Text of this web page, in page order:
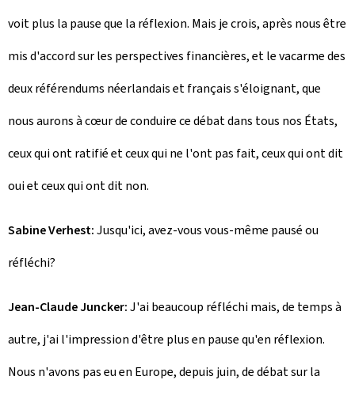
voit plus la pause que la réflexion. Mais je crois, après nous être
mis d'accord sur les perspectives financières, et le vacarme des
deux référendums néerlandais et français s'éloignant, que
nous aurons à cœur de conduire ce débat dans tous nos États,
ceux qui ont ratifié et ceux qui ne l'ont pas fait, ceux qui ont dit
oui et ceux qui ont dit non.
Sabine Verhest:Jusqu'ici, avez-vous vous-même pausé ou
réfléchi?
Jean-Claude Juncker:J'ai beaucoup réfléchi mais, de temps à
autre, j'ai l'impression d'être plus en pause qu'en réflexion.
Nous n'avons pas eu en Europe, depuis juin, de débat sur la